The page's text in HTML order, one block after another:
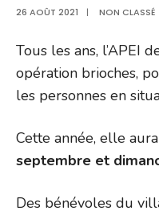
26 AOÛT 2021 | NON CLASSÉ
Tous les ans, l’APEI
opération brioches,
les personnes en
Cette année, elle
septembre et
Des bénévoles du